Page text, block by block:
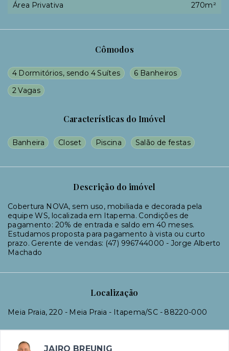
Cômodos
4 Dormitórios, sendo 4 Suítes
6 Banheiros
2 Vagas
Características do Imóvel
Banheira Closet Piscina Salão de festas
Descrição do imóvel
Cobertura NOVA, sem uso, mobiliada e decorada pela
equipe WS, localizada em Itapema. Condições de
pagamento: 20% de entrada e saldo em 40 meses.
Estudamos proposta para pagamento à vista ou curto
prazo. Gerente de vendas: (47) 996744000 - Jorge Alberto
Machado
Localização
Meia Praia, 220 - Meia Praia - Itapema/SC - 88220-000
Área Privativa
270m²
JAIRO BREUNIG